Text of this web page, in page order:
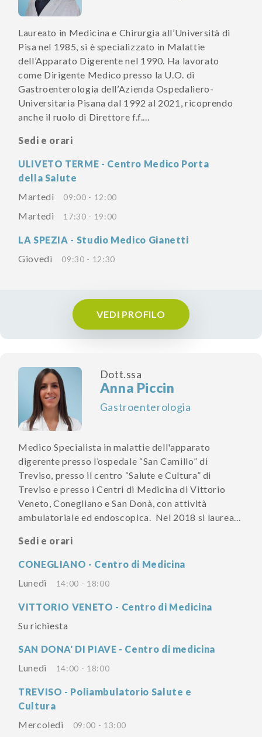
Laureato in Medicina e Chirurgia all’Università di
Pisa nel 1985, si è specializzato in Malattie
dell’Apparato Digerente nel 1990. Ha lavorato
come Dirigente Medico presso la U.O. di
Gastroenterologia dell’Azienda Ospedaliero-
Universitaria Pisana dal 1992 al 2021, ricoprendo
anche il ruolo di Direttore f.f....
Sedi e orari
ULIVETO TERME - Centro Medico Porta
della Salute
Martedì
09:00 - 12:00
Martedì 17:30 - 19:00
LA SPEZIA - Studio Medico Gianetti
Giovedì
09:30 - 12:30
VEDI PROFILO
Dott.ssa
Anna Piccin
Gastroenterologia
Medico Specialista in malattie dell'apparato
digerente presso l’ospedale “San Camillo” di
Treviso, presso il centro “Salute e Cultura” di
Treviso e presso i Centri di Medicina di Vittorio
Veneto, Conegliano e San Donà, con attività
ambulatoriale ed endoscopica. Nel 2018 si laurea...
Sedi e orari
CONEGLIANO - Centro di Medicina
Lunedì
14:00 - 18:00
VITTORIO VENETO - Centro di Medicina
Su richiesta
SAN DONA' DI PIAVE - Centro di medicina
Lunedì
14:00 - 18:00
TREVISO - Poliambulatorio Salute e
Cultura
Mercoledì
09:00 - 13:00